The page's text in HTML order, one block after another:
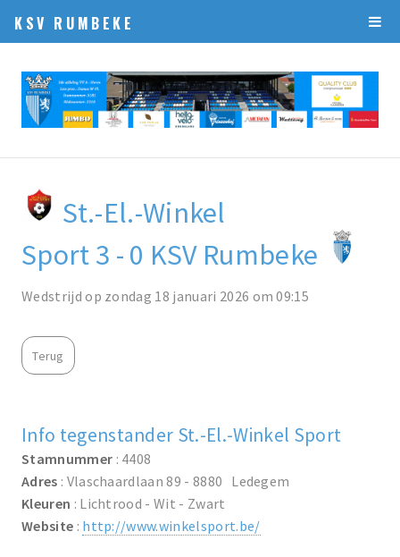
KSV RUMBEKE
St.-El.-Winkel
Sport 3 - 0 KSV Rumbeke
Wedstrijd op zondag 18 januari 2026 om 09:15
Terug
Info tegenstander St.-El.-Winkel Sport
Stamnummer : 4408
Adres : Vlaschaardlaan 89 - 8880 Ledegem
Kleuren : Lichtrood - Wit - Zwart
Website : http://www.winkelsport.be/